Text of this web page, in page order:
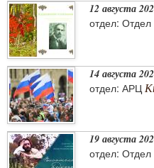
12 августа
отдел:
14 августа
отдел: АРЦ
19 августа
отдел: